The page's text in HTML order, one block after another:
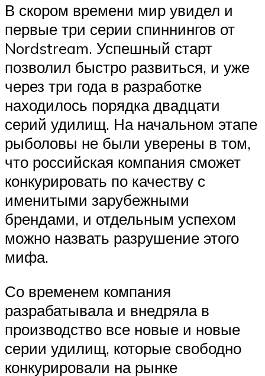
В скором времени мир увидел и
первые три серии спиннингов от
Nordstream. Успешный старт
позволил быстро развиться, и уже
через три года в разработке
находилось порядка двадцати
серий удилищ. На начальном этапе
рыболовы не были уверены в том,
что российская компания сможет
конкурировать по качеству с
именитыми зарубежными
брендами, и отдельным успехом
можно назвать разрушение этого
мифа.
Со временем компания
разрабатывала и внедряла в
производство все новые и новые
серии удилищ, которые свободно
конкурировали на рынке